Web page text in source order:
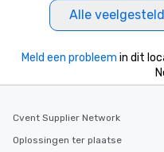
Alle
Meld een probleem in dit
Cvent Supplier Network
Oplossingen ter plaatse